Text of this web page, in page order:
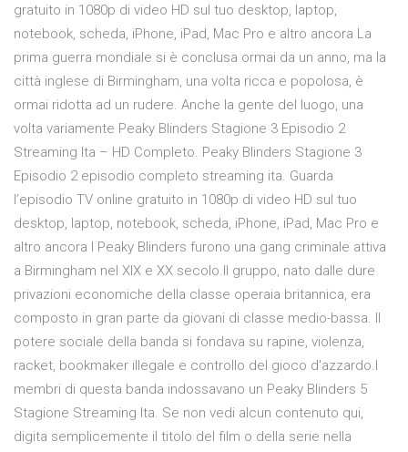
gratuito in 1080p di video HD sul tuo desktop, laptop,
notebook, scheda, iPhone, iPad, Mac Pro e altro ancora La
prima guerra mondiale si è conclusa ormai da un anno, ma la
città inglese di Birmingham, una volta ricca e popolosa, è
ormai ridotta ad un rudere. Anche la gente del luogo, una
volta variamente Peaky Blinders Stagione 3 Episodio 2
Streaming Ita – HD Completo. Peaky Blinders Stagione 3
Episodio 2 episodio completo streaming ita. Guarda
l’episodio TV online gratuito in 1080p di video HD sul tuo
desktop, laptop, notebook, scheda, iPhone, iPad, Mac Pro e
altro ancora I Peaky Blinders furono una gang criminale attiva
a Birmingham nel XIX e XX secolo.Il gruppo, nato dalle dure
privazioni economiche della classe operaia britannica, era
composto in gran parte da giovani di classe medio-bassa. Il
potere sociale della banda si fondava su rapine, violenza,
racket, bookmaker illegale e controllo del gioco d'azzardo.I
membri di questa banda indossavano un Peaky Blinders 5
Stagione Streaming Ita. Se non vedi alcun contenuto qui,
digita semplicemente il titolo del film o della serie nella